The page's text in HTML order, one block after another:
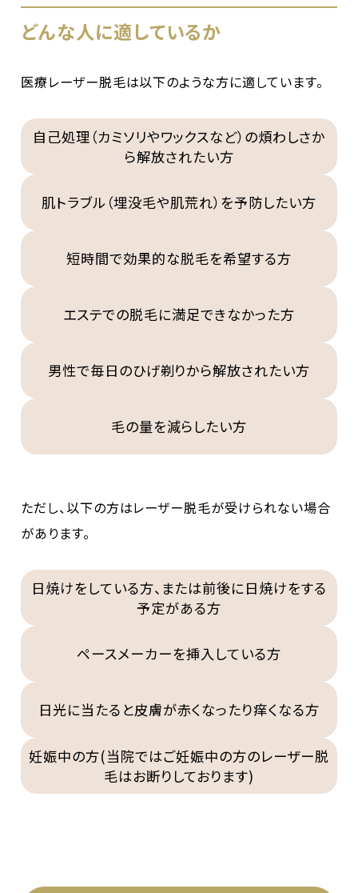
どんな人に適しているか
医療レーザー脱毛は以下のような方に適しています。
自己処理（カミソリやワックスなど）の煩わしさか
ら解放されたい方
肌トラブル（埋没毛や肌荒れ）を予防したい方
短時間で効果的な脱毛を希望する方
エステでの脱毛に満足できなかった方
男性で毎日のひげ剃りから解放されたい方
毛の量を減らしたい方
ただし、以下の方はレーザー脱毛が受けられない場合
があります。
日焼けをしている方、または前後に日焼けをする
予定がある方
ペースメーカーを挿入している方
日光に当たると皮膚が赤くなったり痒くなる方
妊娠中の方(当院ではご妊娠中の方のレーザー脱
毛はお断りしております)